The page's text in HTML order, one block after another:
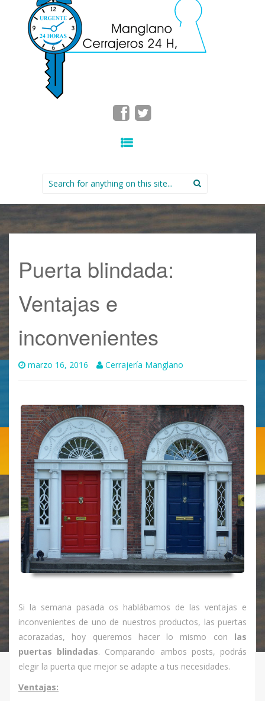
Search for:
Puerta blindada:
Ventajas e
inconvenientes
marzo 16, 2016 Cerrajería Manglano
Si la semana pasada os hablábamos de las ventajas e
inconvenientes de uno de nuestros productos, las puertas
acorazadas, hoy queremos hacer lo mismo con las
puertas blindadas. Comparando ambos posts, podrás
elegir la puerta que mejor se adapte a tus necesidades.
Ventajas: